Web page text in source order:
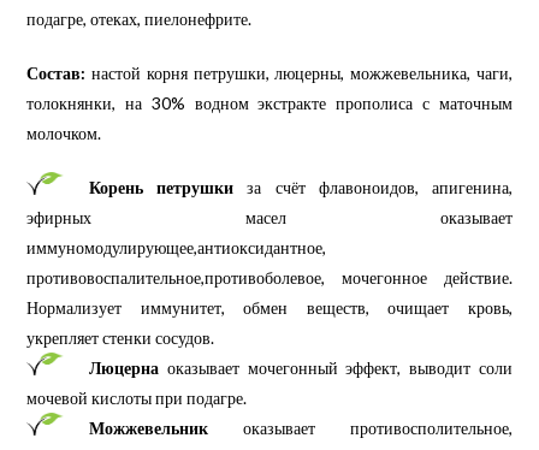
подагре, отеках, пиелонефрите.
Состав: настой корня петрушки, люцерны, можжевельника, чаги,
толокнянки, на 30% водном экстракте прополиса с маточным
молочком.
Корень петрушкиза счёт флавоноидов, апигенина,
эфирных масел оказывает
иммуномодулирующее,антиоксидантное,
противовоспалительное,противоболевое, мочегонное действие.
Нормализует иммунитет, обмен веществ, очищает кровь,
укрепляет стенки сосудов.
Люцернаоказывает мочегонный эффект, выводит соли
мочевой кислоты при подагре.
Можжевельник оказывает противосполительное,